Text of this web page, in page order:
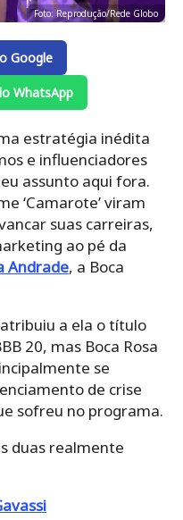
Foto: Reprodução/Rede Globo
Google
WhatsApp
estratégia inédita
e influenciadores
assunto aqui fora.
‘Camarote’ viram
suas carreiras,
ao pé da
Andrade, a Boca
a ela o título
20, mas Boca Rosa
se
de crise
sofreu no programa.
duas realmente